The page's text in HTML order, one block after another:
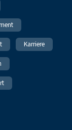
Karriere